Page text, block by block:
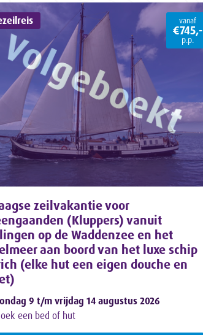
vanaf
€745,-
p.p.
zeilvakantie voor
(Kluppers) vanuit
op de Waddenzee en het
aan boord van het luxe schip
(elke hut een eigen douche en
9 t/m vrijdag 14 augustus 2026
een bed of hut